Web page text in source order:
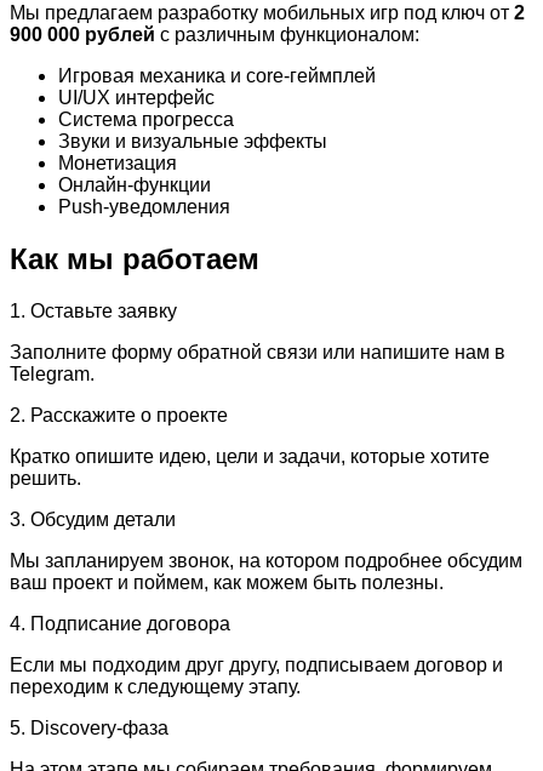
Мы предлагаем разработку мобильных игр под ключ от 2
900 000 рублей с различным функционалом:
Игровая механика и core-геймплей
UI/UX интерфейс
Система прогресса
Звуки и визуальные эффекты
Монетизация
Онлайн-функции
Push-уведомления
Как мы работаем
1. Оставьте заявку
Заполните форму обратной связи или напишите нам в
Telegram.
2. Расскажите о проекте
Кратко опишите идею, цели и задачи, которые хотите
решить.
3. Обсудим детали
Мы запланируем звонок, на котором подробнее обсудим
ваш проект и поймем, как можем быть полезны.
4. Подписание договора
Если мы подходим друг другу, подписываем договор и
переходим к следующему этапу.
5. Discovery-фаза